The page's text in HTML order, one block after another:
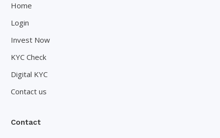
Home
Login
Invest Now
KYC Check
Digital KYC
Contact us
Contact